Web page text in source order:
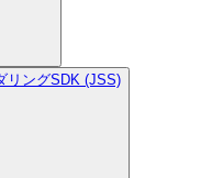
リングSDK (JSS)